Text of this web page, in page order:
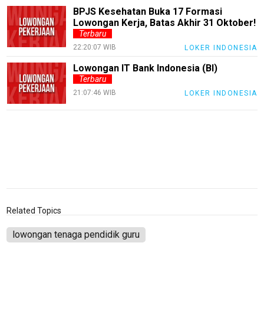
BPJS Kesehatan Buka 17 Formasi
Lowongan Kerja, Batas Akhir 31 Oktober!
Terbaru
22:20:07 WIB LOKER INDONESIA
Lowongan IT Bank Indonesia (BI)
Terbaru
21:07:46 WIB LOKER INDONESIA
Related Topics
lowongan tenaga pendidik guru
Tutor
Theme
Finance
Entertain
Blog